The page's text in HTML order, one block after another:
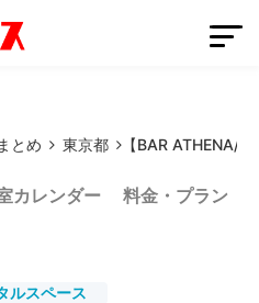
を掲載する
とめ 東京都 【BAR ATHENA/
カレンダー 料金・プラン
ルスペース